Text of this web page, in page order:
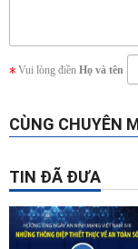
Vui lòng điền Họ và tên
CÙNG CHUYÊN
TIN ĐÃ ĐƯA